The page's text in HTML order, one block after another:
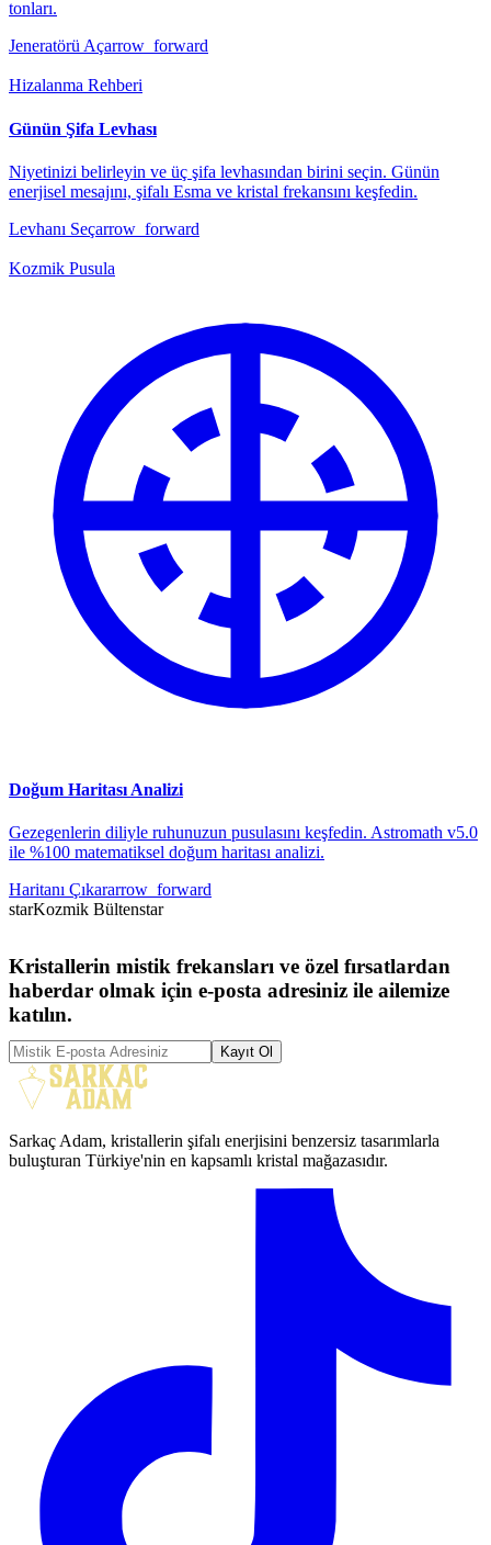
tonları.
Jeneratörü Açarrow_forward
Hizalanma Rehberi
Günün Şifa Levhası
Niyetinizi belirleyin ve üç şifa levhasından birini seçin. Günün
enerjisel mesajını, şifalı Esma ve kristal frekansını keşfedin.
Levhanı Seçarrow_forward
Kozmik Pusula
Doğum Haritası Analizi
Gezegenlerin diliyle ruhunuzun pusulasını keşfedin. Astromath v5.0
ile %100 matematiksel doğum haritası analizi.
Haritanı Çıkararrow_forward
starKozmik Bültenstar
Kristallerin mistik frekansları ve özel fırsatlardan
haberdar olmak için e-posta adresiniz ile ailemize
katılın.
Kayıt Ol
Sarkaç Adam, kristallerin şifalı enerjisini benzersiz tasarımlarla
buluşturan Türkiye'nin en kapsamlı kristal mağazasıdır.